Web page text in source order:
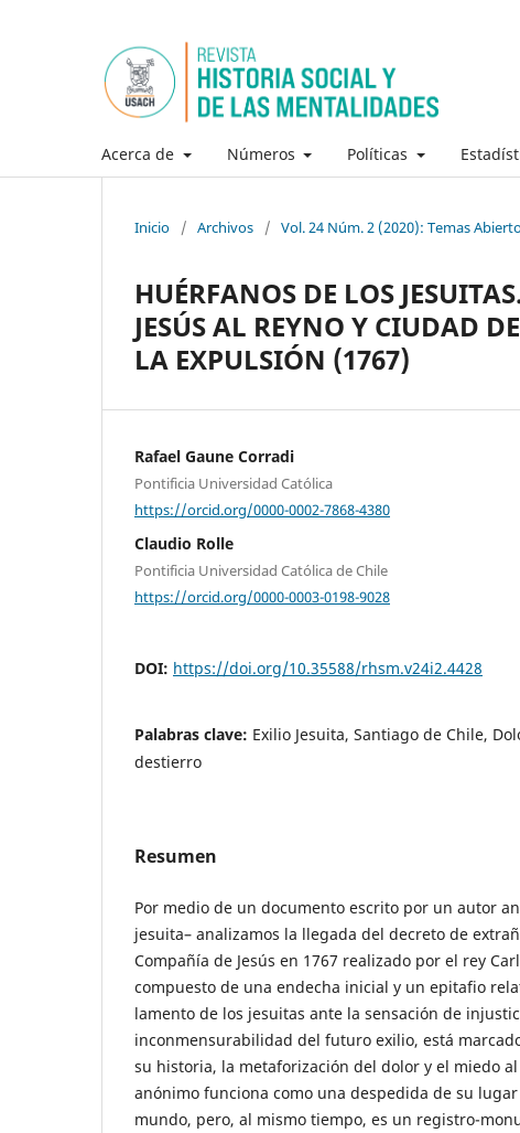
Acerca de Números Políticas
Inicio / Archivos / Vol. 24 Núm. 2 (2020): Temas
HUÉRFANOS DE LOS
JESÚS AL REYNO Y CIUDAD
LA EXPULSIÓN (1767)
Rafael Gaune Corradi
Pontificia Universidad Católica
https://orcid.org/0000-0002-7868-4380
Claudio Rolle
Pontificia Universidad Católica de Chile
https://orcid.org/0000-0003-0198-9028
DOI: https://doi.org/10.35588/rhsm.v24i2.4428
Palabras clave: Exilio Jesuita, Santiago de Chile,
destierro
Resumen
Por medio de un documento escrito por un autor
jesuita– analizamos la llegada del decreto de
Compañía de Jesús en 1767 realizado por el rey
compuesto de una endecha inicial y un epitafio
lamento de los jesuitas ante la sensación de
inconmensurabilidad del futuro exilio, está
su historia, la metaforización del dolor y el miedo
anónimo funciona como una despedida de su
mundo, pero, al mismo tiempo, es un registro-